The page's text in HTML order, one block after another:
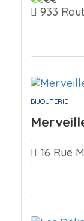
933
BIJOUTERIE
16 Rue